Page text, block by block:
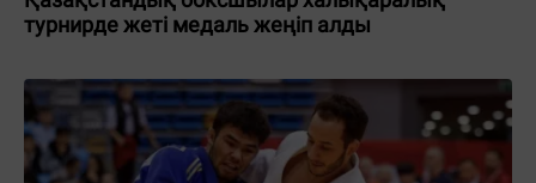
турнирде жеті медаль жеңіп алды